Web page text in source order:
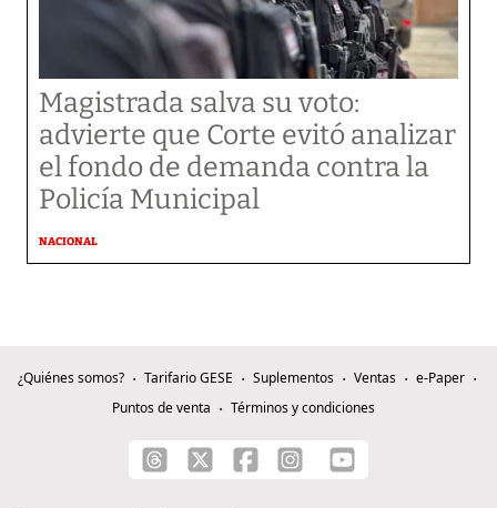
Magistrada salva su voto:
advierte que Corte evitó analizar
el fondo de demanda contra la
Policía Municipal
NACIONAL
¿Quiénes somos? Tarifario GESE Suplementos Ventas
e-Paper
Puntos de venta
Términos y condiciones